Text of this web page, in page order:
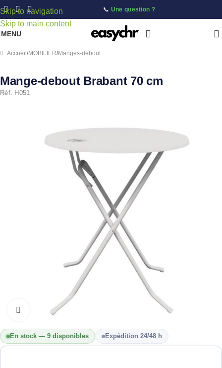
Skip to navigation
Skip to main content
📞 Une question ?
MENU
Accueil /MOBILIER/Manges-debout
Mange-debout Brabant 70 cm
Réf. H051
Cliquez pour agrandir
En stock — 9 disponibles Expédition 24/48 h